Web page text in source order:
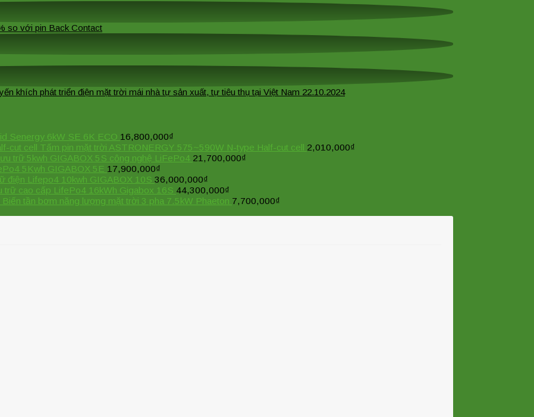
so với pin Back Contact
khích phát triển điện mặt trời mái nhà tự sản xuất, tự tiêu thụ tại Việt Nam 22.10.2024
Senergy 6kW SE 6K ECO 16,800,000₫
Tấm pin mặt trời ASTRONERGY 575~590W N-type Half-cut cell 2,010,000₫
trữ 5kwh GIGABOX 5S công nghệ LiFePo4 21,700,000₫
5Kwh GIGABOX 5E 17,900,000₫
điện Lifepo4 10kwh GIGABOX 10S 36,000,000₫
trữ cao cấp LifePo4 16kWh Gigabox 16S 44,300,000₫
Biến tần bơm năng lượng mặt trời 3 pha 7.5kW Phaeton 7,700,000₫